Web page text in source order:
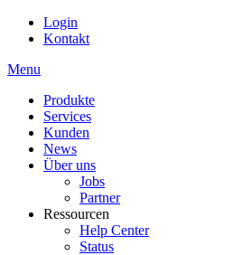
Login
Kontakt
Menu
Produkte
Services
Kunden
News
Über uns
Jobs
Partner
Ressourcen
Help Center
Status